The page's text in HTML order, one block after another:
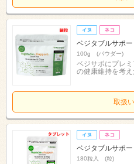
ベジタブルサポ
100g (パウダー)
ベジサポにプレミ
の健康維持を考
取扱
ベジタブルサポ
180粒入 (粒)